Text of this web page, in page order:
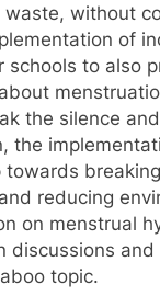
waste, without
of
schools to also
the silence
the
towards
reducing
on menstrual
discussions
topic.